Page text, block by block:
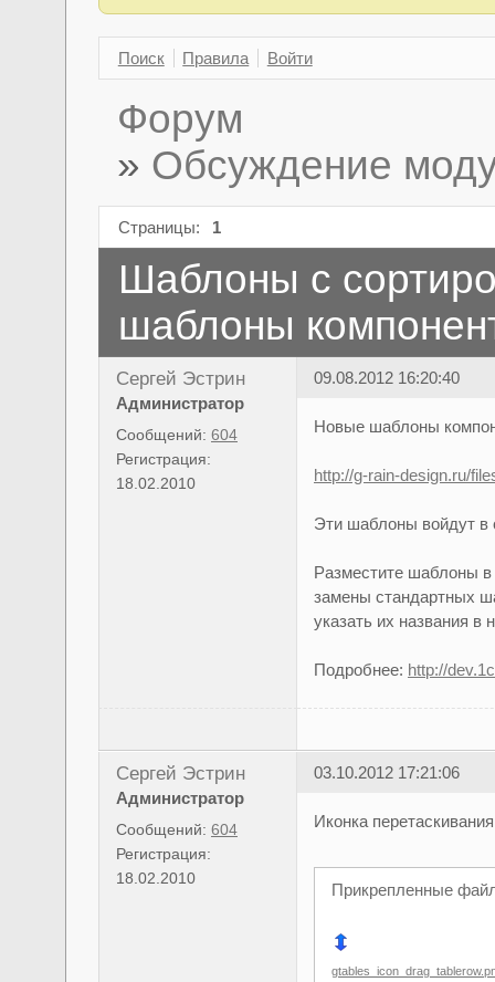
Поиск Правила Войти
Форум
» Обсуждение
Страницы: 1
Шаблоны с
шаблоны
Сергей Эстрин
Администратор
Сообщений: 604
Регистрация:
18.02.2010
09.08.2012 16:20:40
Новые шаблоны
http://g-rain-design.ru/
Эти шаблоны войдут
Разместите шаблоны в
замены стандартных
указать их названия в
Подробнее: http://
Сергей Эстрин
Администратор
Сообщений: 604
Регистрация:
18.02.2010
03.10.2012 17:21:06
Иконка
Прикрепленные